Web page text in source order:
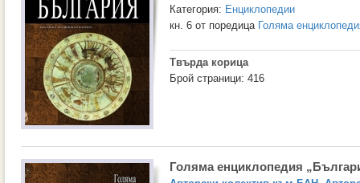
Категория: Енциклопедии
кн. 6 от поредица Голяма
Твърда корица
Брой страници: 416
Голяма енциклопедия